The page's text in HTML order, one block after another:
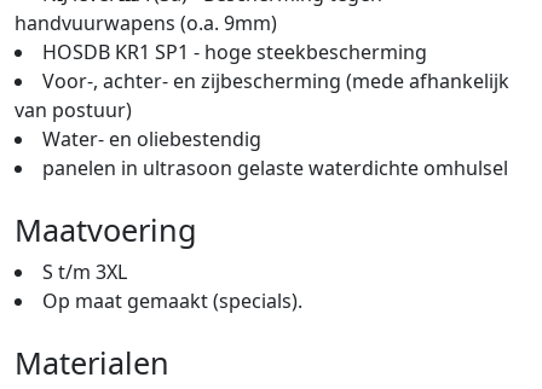
handvuurwapens (o.a. 9mm)
HOSDB KR1 SP1 - hoge steekbescherming
Voor-, achter- en zijbescherming (mede afhankelijk
van postuur)
Water- en oliebestendig
panelen in ultrasoon gelaste waterdichte omhulsel
Maatvoering
S t/m 3XL
Op maat gemaakt (specials).
Materialen